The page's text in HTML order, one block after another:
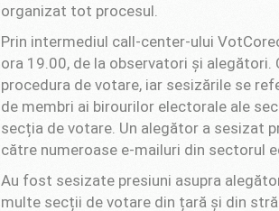
organizat tot procesul.
Prin intermediul call-center-ului
ora 19.00, de la observatori și
procedura de votare, iar sesizările se
de membri ai birourilor electorale ale
secția de votare. Un alegător a sesizat
către numeroase e-mailuri din sectorul
Au fost sesizate presiuni asupra
multe secții de votare din țară și din